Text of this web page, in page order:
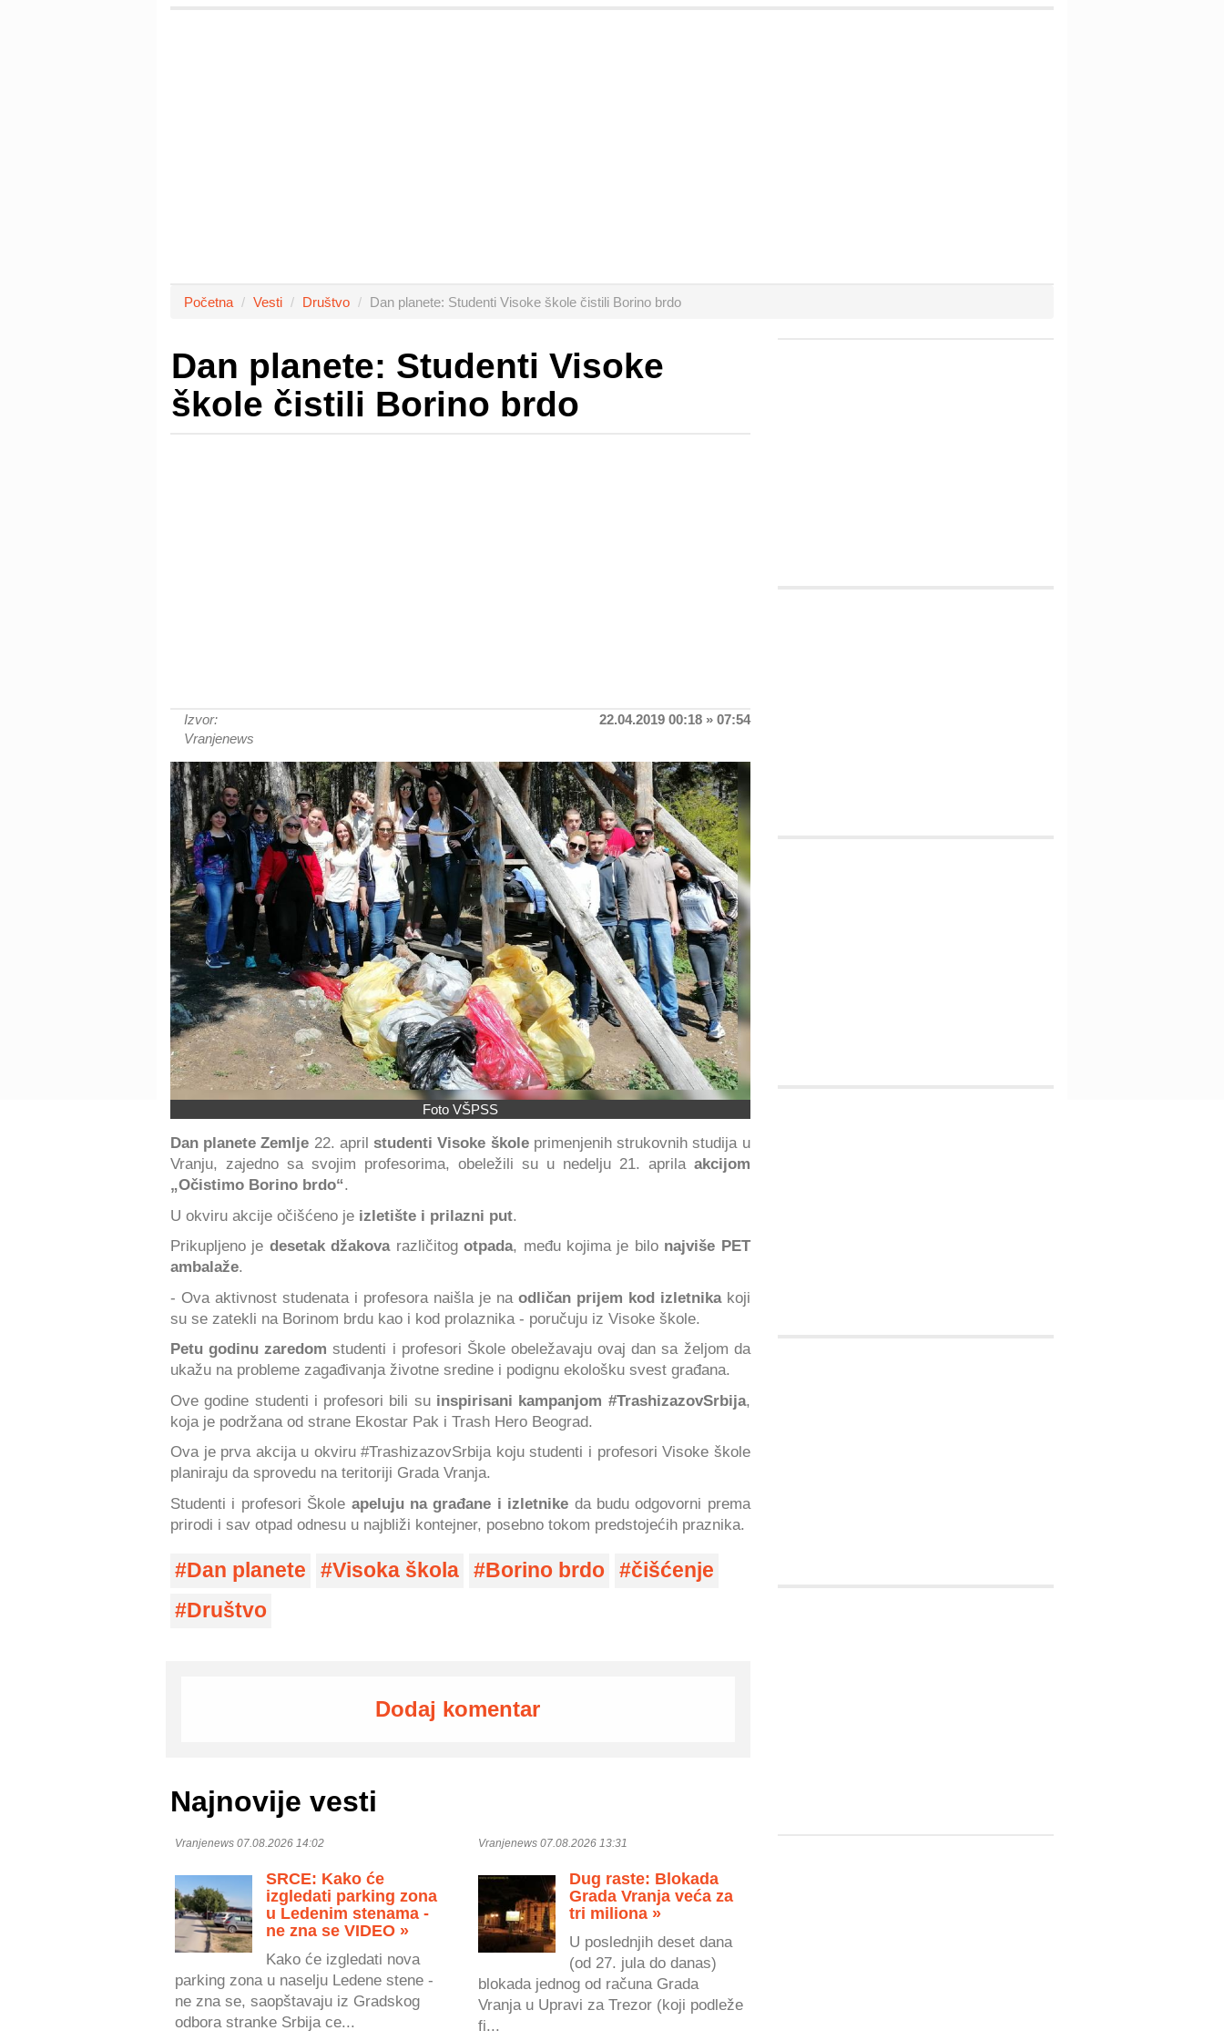
Početna Vesti Društvo Dan planete: Studenti Visoke škole čistili Borino brdo
Dan planete: Studenti Visoke
škole čistili Borino brdo
Izvor:
Vranjenews
22.04.2019 00:18 » 07:54
Foto VŠPSS
Dan planete Zemlje 22. aprilstudenti Visoke školeprimenjenih strukovnih studija u
Vranju, zajedno sa svojim profesorima, obeležili su u nedelju 21. aprila akcijom
„Očistimo Borino brdo“.
U okviru akcije očišćeno je izletište i prilazni put.
Prikupljeno je desetak džakovarazličitogotpada, među kojima je bilo najviše PET
ambalaže.
- Ova aktivnost studenata i profesora naišla je naodličan prijem kod izletnikakoji
su se zatekli na Borinom brdu kao i kod prolaznika - poručuju iz Visoke škole.
Petu godinu zaredom studenti i profesori Škole obeležavaju ovaj dan sa željom da
ukažu na probleme zagađivanja životne sredine i podignu ekološku svest građana.
Ove godine studenti i profesori bili su inspirisani kampanjom #TrashizazovSrbija,
koja je podržana od strane Ekostar Pak i Trash Hero Beograd.
Ova je prva akcija u okviru #TrashizazovSrbija koju studenti i profesori Visoke škole
planiraju da sprovedu na teritoriji Grada Vranja.
Studenti i profesori Škole apeluju na građane i izletnike da budu odgovorni prema
prirodi i sav otpad odnesu u najbliži kontejner, posebno tokom predstojećih praznika.
Dan planete Visoka škola Borino brdo
čišćenje
Društvo
Dodaj komentar
Najnovije vesti
Vranjenews 07.08.2026 14:02
SRCE: Kako će
izgledati parking zona
u Ledenim stenama -
ne zna se VIDEO »
Kako će izgledati nova
parking zona u naselju Ledene stene -
ne zna se, saopštavaju iz Gradskog
odbora stranke Srbija ce...
Vranjenews 07.08.2026 13:31
Dug raste: Blokada
Grada Vranja veća za
tri miliona »
U poslednjih deset dana
(od 27. jula do danas)
blokada jednog od računa Grada
Vranja u Upravi za Trezor (koji podleže
fi...